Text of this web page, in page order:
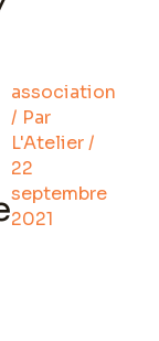
association
/ Par
L'Atelier/
22
septembre
2021